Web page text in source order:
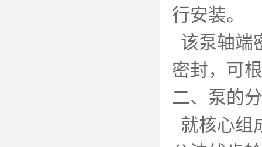
行安装。
该泵轴端
密封，可
二、泵的
就核心组